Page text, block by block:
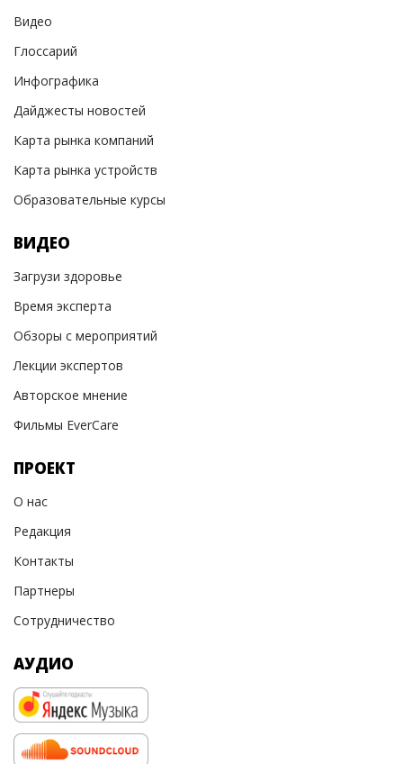
Видео
Глоссарий
Инфографика
Дайджесты новостей
Карта рынка компаний
Карта рынка устройств
Образовательные курсы
ВИДЕО
Загрузи здоровье
Время эксперта
Обзоры с мероприятий
Лекции экспертов
Авторское мнение
Фильмы EverCare
ПРОЕКТ
О нас
Редакция
Контакты
Партнеры
Сотрудничество
АУДИО